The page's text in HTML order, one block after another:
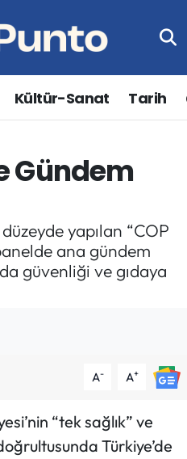
Kültür-Sanat Tarih
Gündem
yapılan “COP
ana gündem
güvenliği ve gıdaya
A- A+
“tek sağlık” ve
Türkiye’de